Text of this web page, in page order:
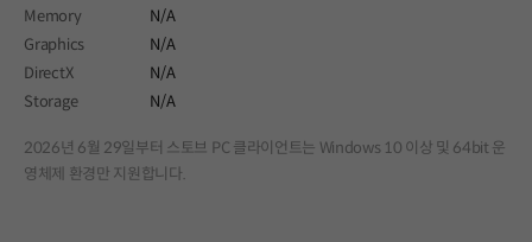
Memory
N/A
Graphics
N/A
DirectX
N/A
Storage
N/A
2026년 6월 29일부터 스토브 PC 클라이언트는 Windows 10 이상 및 64bit 운
영체제 환경만 지원합니다.